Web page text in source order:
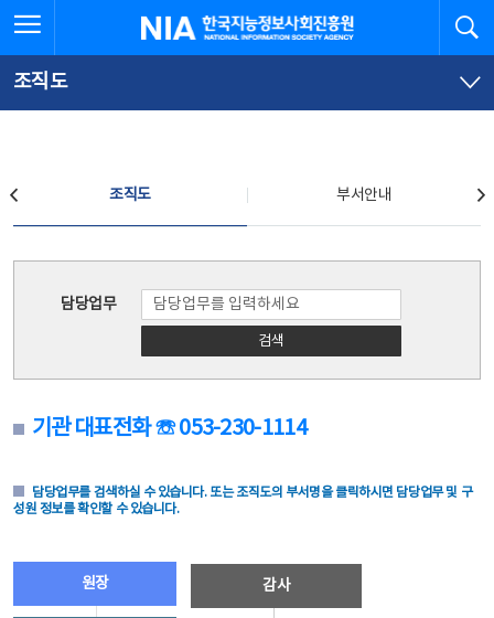
문
로
가
체
뉴
바
가
한국지능정보사회진흥원
조직도
조직도 부서안내
담당업무
검색
기관 대표전화 ☏ 053-230-1114
담당업무를 검색하실 수 있습니다. 또는 조직도의 부서명을 클릭하시면 담당업무 및 구
성원 정보를 확인할 수 있습니다.
원장 감사